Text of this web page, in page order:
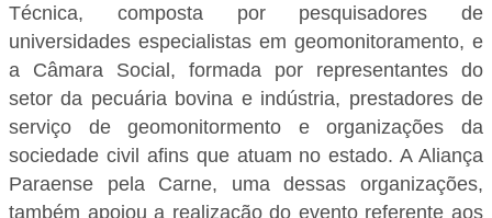
Técnica, composta por pesquisadores de
universidades especialistas em geomonitoramento, e
a Câmara Social, formada por representantes do
setor da pecuária bovina e indústria, prestadores de
serviço de geomonitormento e organizações da
sociedade civil afins que atuam no estado. A Aliança
Paraense pela Carne, uma dessas organizações,
também apoiou a realização do evento referente aos